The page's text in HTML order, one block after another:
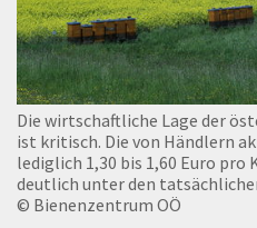
Die wirtschaftliche Lage der
ist kritisch. Die von Händlern
lediglich 1,30 bis 1,60 Euro
deutlich unter den
© Bienenzentrum OÖ